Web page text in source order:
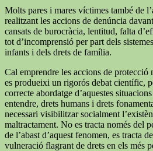
Molts pares i mares víctimes també de
realitzant les accions de denúncia
cansats de burocràcia, lentitud, falta
tot d’incomprensió per part dels
infants i dels drets de família.
Cal emprendre les accions de protecció
es produeixi un rigorós debat científic,
correcte abordatge d’aquestes
entendre, drets humans i drets
necessari visibilitzar socialment
maltractament. No es tracta només del
de l’abast d’aquest fenomen, es tracta
vulneració flagrant de drets en els més